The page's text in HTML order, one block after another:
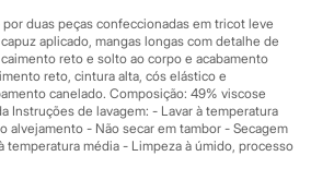
duas peças confeccionadas em tricot leve
aplicado, mangas longas com detalhe de
reto e solto ao corpo e acabamento
reto, cintura alta, cós elástico e
canelado. Composição: 49% viscose
Instruções de lavagem: - Lavar à temperatura
alvejamento - Não secar em tambor - Secagem
temperatura média - Limpeza à úmido, processo